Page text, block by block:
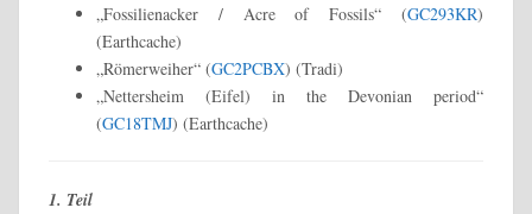
„Fossilienacker / Acre of Fossils“ (GC293KR)
(Earthcache)
„Römerweiher“ (GC2PCBX) (Tradi)
„Nettersheim (Eifel) in the Devonian period“
(GC18TMJ) (Earthcache)
1. Teil